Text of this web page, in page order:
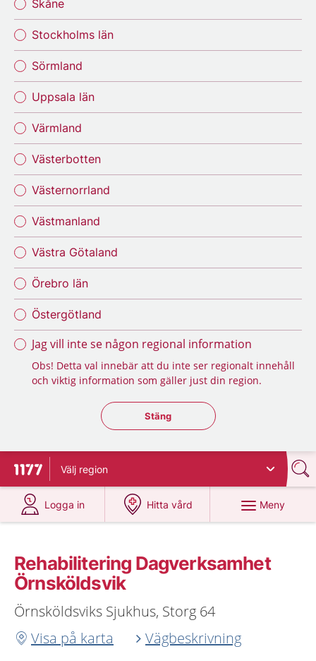
Skåne
Stockholms län
Sörmland
Uppsala län
Värmland
Västerbotten
Västernorrland
Västmanland
Västra Götaland
Örebro län
Östergötland
Jag vill inte se någon regional information
Obs! Detta val innebär att du inte ser regionalt innehåll
och viktig information som gäller just din region.
Stäng regionsväljaren
Stäng
Till startsidan för 1177
Välj region
Logga in
på 1177.se
Hitta vård
på 1177.se
Meny
Rehabilitering Dagverksamhet
Örnsköldsvik
Örnsköldsviks Sjukhus, Storg 64
Visa på karta
Vägbeskrivning